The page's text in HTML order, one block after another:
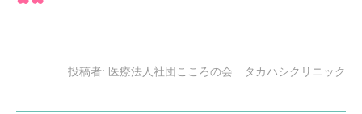
投稿者: 医療法人社団こころの会 タカハシクリニック